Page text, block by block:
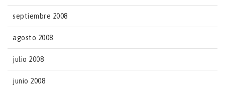
septiembre 2008
agosto 2008
julio 2008
junio 2008